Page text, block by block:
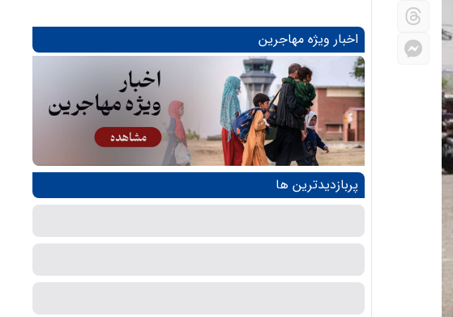
اخبار ویژه مهاجرین
پربازدیدترین ها